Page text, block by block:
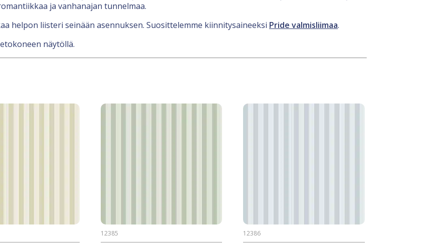
ja vanhanajan tunnelmaa.
helpon liisteri seinään asennuksen. Suosittelemme kiinnitysaineeksi Pride valmisliimaa.
näytöllä.
12385 12386